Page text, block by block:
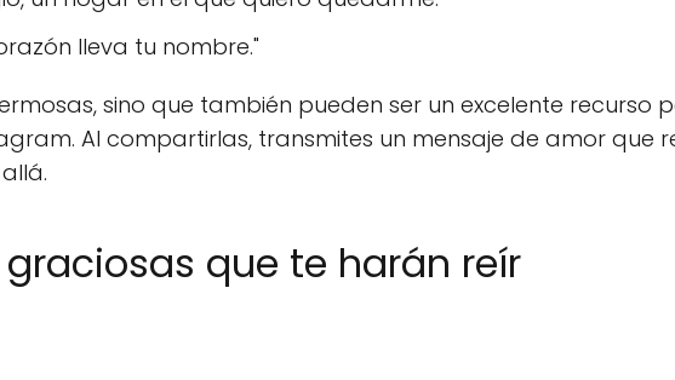
lleva tu nombre."
sino que también pueden ser un excelente recurso
Al compartirlas, transmites un mensaje de amor que
que te harán reír